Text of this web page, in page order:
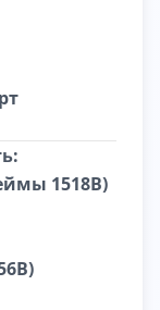
1518B)